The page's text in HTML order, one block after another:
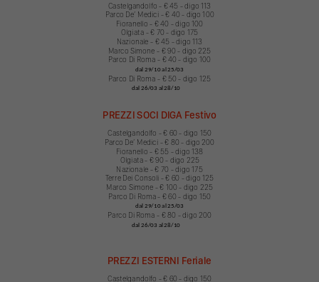
Castelgandolfo - € 45 - digo 113
Parco Deʼ Medici - € 40 - digo 100
Fioranello - € 40 - digo 100
Olgiata - € 70 - digo 175
Nazionale - € 45 - digo 113
Marco Simone - € 90 - digo 225
Parco Di Roma - € 40 - digo 100
dal 29/10 al 25/03
Parco Di Roma - € 50 - digo 125
dal 26/03 al 28/10
PREZZI SOCI DIGA Festivo
Castelgandolfo - € 60 - digo 150
Parco Deʼ Medici - € 80 - digo 200
Fioranello - € 55 - digo 138
Olgiata - € 90 - digo 225
Nazionale - € 70 - digo 175
Terre Dei Consoli - € 60 - digo 125
Marco Simone - € 100 - digo 225
Parco Di Roma - € 60 - digo 150
dal 29/10 al 25/03
Parco Di Roma - € 80 - digo 200
dal 26/03 al 28/10
PREZZI ESTERNI Feriale
Castelgandolfo - € 60 - digo 150